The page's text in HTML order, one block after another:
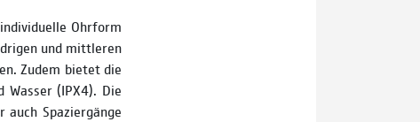
Ohrform
und mittleren
Zudem bietet die
Wasser (IPX4). Die
Spaziergänge